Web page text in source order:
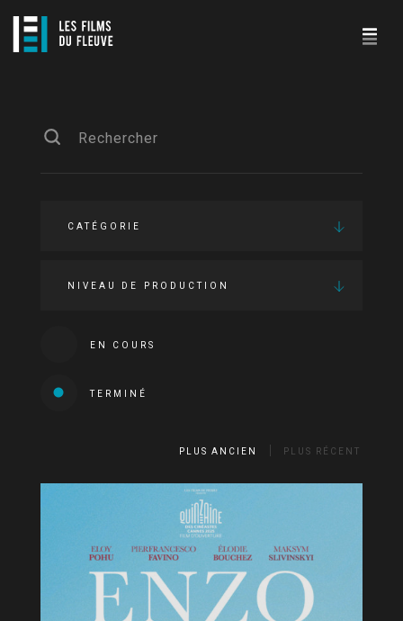
CATÉGORIE
NIVEAU DE PRODUCTION
EN COURS
TERMINÉ
PLUS ANCIEN PLUS RÉCENT